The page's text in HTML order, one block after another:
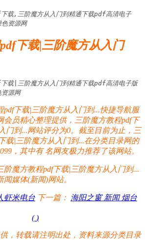
载,三阶魔方从入门到精通下载pdf高清电子
资源网
下载|三阶魔方从入门
载|三阶魔方从入门到精通下载pdf高清电子版
资源网
下载|三阶魔方从入门到...快捷导航服
会员精心整理提供，三阶魔方教程pdf下
门到...网站评分为0。截至目前为止，三
载|三阶魔方从入门到...在分类目录网的
，其中有名网友极力推荐了该网站。
魔方教程pdf下载|三阶魔方从入门到...
媒体(新闻)网站。
虾米电台 下一篇：
海阳之窗 新闻 烟台
( )
，转载请注明出处，资料来源分类目录